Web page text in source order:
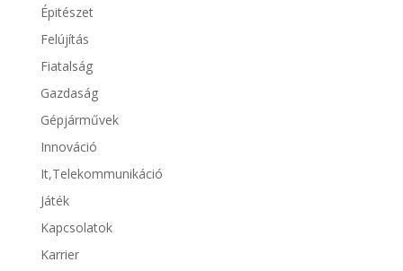
Épitészet
Felújítás
Fiatalság
Gazdaság
Gépjárművek
Innováció
It,Telekommunikáció
Játék
Kapcsolatok
Karrier